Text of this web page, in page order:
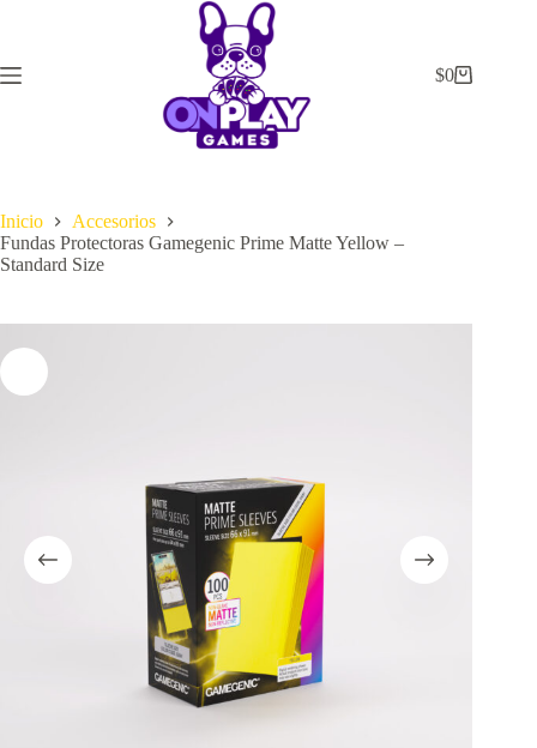
Carrito
$0
Inicio
Accesorios
Fundas Protectoras Gamegenic Prime Matte Yellow –
Standard Size